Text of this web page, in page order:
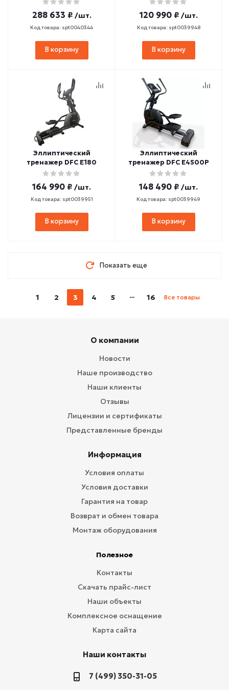
288 633 ₽ /шт.
Код товара: spt0040344
В корзину
120 990 ₽ /шт.
Код товара: spt0039948
В корзину
Эллиптический
тренажер DFC E180
164 990 ₽ /шт.
Код товара: spt0039951
В корзину
Эллиптический
тренажер DFC E4500P
148 490 ₽ /шт.
Код товара: spt0039949
В корзину
Показать еще
1 2 3 4 5 16 Все товары
О компании
Новости
Наше производство
Наши клиенты
Отзывы
Лицензии и сертификаты
Представленные бренды
Информация
Условия оплаты
Условия доставки
Гарантия на товар
Возврат и обмен товара
Монтаж оборудования
Полезное
Контакты
Скачать прайс-лист
Наши объекты
Комплексное оснащение
Карта сайта
Наши контакты
7 (499) 350-31-05